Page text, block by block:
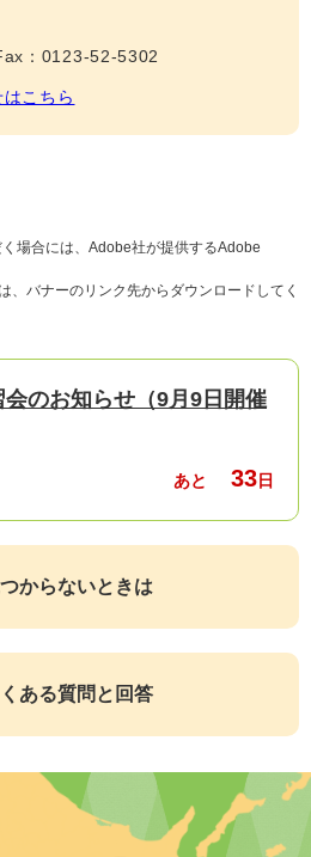
：0123-52-5302
こちら
場合には、Adobe社が提供するAdobe
、バナーのリンク先からダウンロードしてく
のお知らせ（9月9日開催
あと 33日
からないときは
ある質問と回答